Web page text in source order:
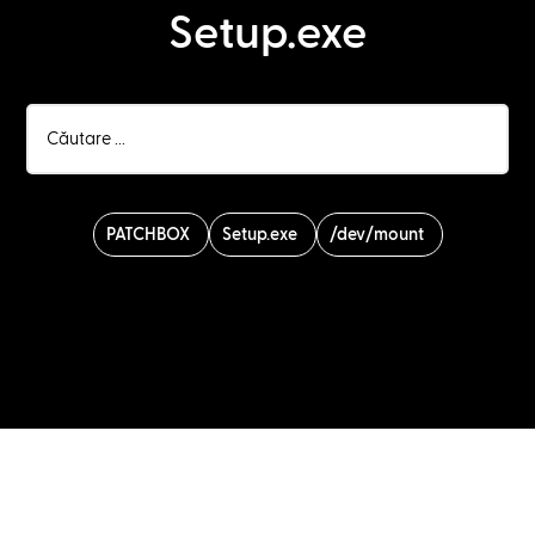
Setup.exe
PATCHBOX Setup.exe /dev/mount